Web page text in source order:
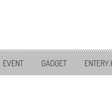
EVENT GADGET ENTERY